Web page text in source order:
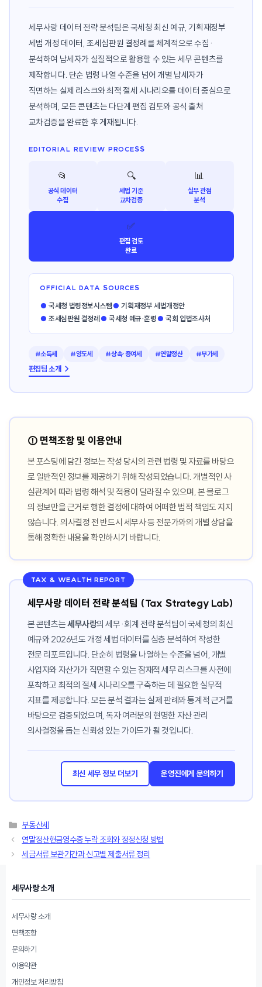
세무사랑 데이터 전략 분석팀은 국세청 최신 예규, 기획재정부
세법 개정 데이터, 조세심판원 결정례를 체계적으로 수집·
분석하여 납세자가 실질적으로 활용할 수 있는 세무 콘텐츠를
제작합니다. 단순 법령 나열 수준을 넘어 개별 납세자가
직면하는 실제 리스크와 최적 절세 시나리오를 데이터 중심으로
분석하며, 모든 콘텐츠는 다단계 편집 검토와 공식 출처
교차검증을 완료한 후 게재됩니다.
EDITORIAL REVIEW PROCESS
📂
공식 데이터
수집
🔍
세법 기준
교차검증
📊
실무 관점
분석
✅
편집 검토
완료
OFFICIAL DATA SOURCES
● 국세청 법령정보시스템● 기획재정부 세법개정안
● 조세심판원 결정례 ● 국세청 예규·훈령● 국회 입법조사처
#소득세 #양도세 #상속·증여세 #연말정산 #부가세
편집팀 소개 →
⚠️ 면책조항 및 이용안내
본 포스팅에 담긴 정보는 작성 당시의 관련 법령 및 자료를 바탕으
로 일반적인 정보를 제공하기 위해 작성되었습니다. 개별적인 사
실관계에 따라 법령 해석 및 적용이 달라질 수 있으며, 본 블로그
의 정보만을 근거로 행한 결정에 대하여 어떠한 법적 책임도 지지
않습니다. 의사결정 전 반드시 세무사 등 전문가와의 개별 상담을
통해 정확한 내용을 확인하시기 바랍니다.
TAX & WEALTH REPORT
세무사랑 데이터 전략 분석팀 (Tax Strategy Lab)
본 콘텐츠는세무사랑의 세무·회계 전략 분석팀이 국세청의 최신
예규와 2026년도 개정 세법 데이터를 심층 분석하여 작성한
전문 리포트입니다. 단순히 법령을 나열하는 수준을 넘어, 개별
사업자와 자산가가 직면할 수 있는 잠재적 세무 리스크를 사전에
포착하고 최적의 절세 시나리오를 구축하는 데 필요한 실무적
지표를 제공합니다. 모든 분석 결과는 실제 판례와 통계적 근거를
바탕으로 검증되었으며, 독자 여러분의 현명한 자산 관리
의사결정을 돕는 신뢰성 있는 가이드가 될 것입니다.
최신 세무 정보 더보기 운영진에게 문의하기
카
테
고
리
부동산세
연말정산현금영수증 누락 조회와 정정신청 방법
세금서류 보관기간과 신고별 제출서류 정리
세무사랑 소개
세무사랑 소개
면책조항
문의하기
이용약관
개인정보 처리방침